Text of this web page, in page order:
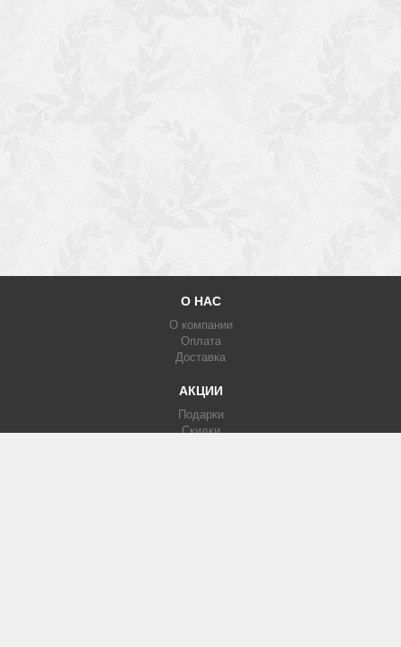
О НАС
О компании
Оплата
Доставка
АКЦИИ
Подарки
Скидки